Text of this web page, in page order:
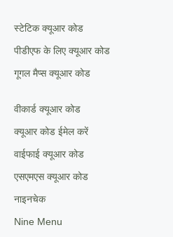
स्टेटिक क्यूआर कोड
पीडीएफ के लिए क्यूआर कोड
गूगल मैप्स क्यूआर कोड
वीकार्ड क्यूआर कोड
क्यूआर कोड ईमेल करें
वाईफाई क्यूआर कोड
एसएमएस क्यूआर कोड
नाइनचेक
Nine Menu